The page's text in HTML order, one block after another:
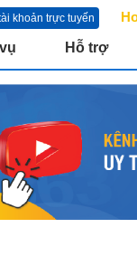
khoản trực tuyến
Hỗ trợ